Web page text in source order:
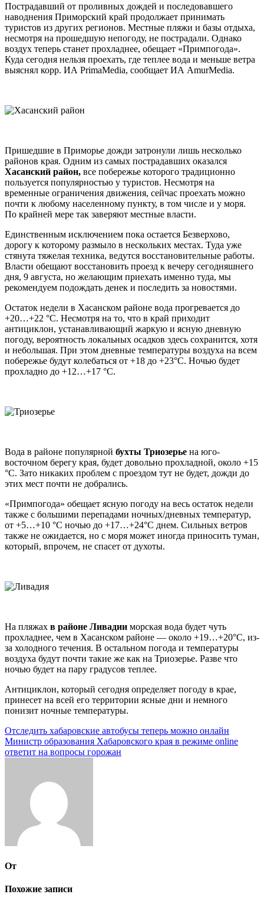
Пострадавший от проливных дождей и последовавшего
наводнения Приморский край продолжает принимать
туристов из других регионов. Местные пляжи и базы отдыха,
несмотря на прошедшую непогоду, не пострадали. Однако
воздух теперь станет прохладнее, обещает «Примпогода».
Куда сегодня нельзя проехать, где теплее вода и меньше ветра
выяснял корр. ИА PrimaMedia, сообщает ИА AmurMedia.
Пришедшие в Приморье дожди затронули лишь несколько
районов края. Одним из самых пострадавших оказался
Хасанский район, все побережье которого традиционно
пользуется популярностью у туристов. Несмотря на
временные ограничения движения, сейчас проехать можно
почти к любому населенному пункту, в том числе и у моря.
По крайней мере так заверяют местные власти.
Единственным исключением пока остается Безверхово,
дорогу к которому размыло в нескольких местах. Туда уже
стянута тяжелая техника, ведутся восстановительные работы.
Власти обещают восстановить проезд к вечеру сегодняшнего
дня, 9 августа, но желающим приехать именно туда, мы
рекомендуем подождать денек и последить за новостями.
Остаток недели в Хасанском районе вода прогревается до
+20…+22 °C. Несмотря на то, что в край приходит
антициклон, устанавливающий жаркую и ясную дневную
погоду, вероятность локальных осадков здесь сохранится, хотя
и небольшая. При этом дневные температуры воздуха на всем
побережье будут колебаться от +18 до +23°C. Ночью будет
прохладно до +12…+17 °C.
Вода в районе популярной бухты Триозерье на юго-
восточном берегу края, будет довольно прохладной, около +15
°C. Зато никаких проблем с проездом тут не будет, дожди до
этих мест почти не добрались.
«Примпогода» обещает ясную погоду на весь остаток недели
также с большими перепадами ночных/дневных температур,
от +5…+10 °C ночью до +17…+24°C днем. Сильных ветров
также не ожидается, но с моря может иногда приносить туман,
который, впрочем, не спасет от духоты.
На пляжах в районе Ливадии морская вода будет чуть
прохладнее, чем в Хасанском районе — около +19…+20°C, из-
за холодного течения. В остальном погода и температуры
воздуха будут почти такие же как на Триозерье. Разве что
ночью будет на пару градусов теплее.
Антициклон, который сегодня определяет погоду в крае,
принесет на всей его территории ясные дни и немного
понизит ночные температуры.
Навигация
по
Отследить хабаровские автобусы теперь можно онлайн
Министр образования Хабаровского края в режиме online
ответит на вопросы горожан
От
Похожие записи